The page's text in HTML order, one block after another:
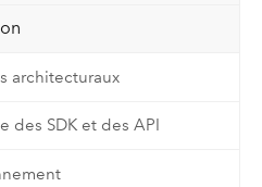
architecturaux
des SDK et des API